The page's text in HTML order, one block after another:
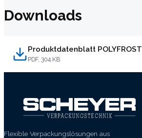
Downloads
Produktdatenblatt POLYFROST
PDF, 304 KB
Flexible Verpackungslösungen aus